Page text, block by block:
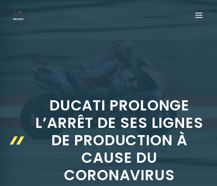
DUCATI PROLONGE
L’ARRÊT DE SES LIGNES
DE PRODUCTION À
CAUSE DU
CORONAVIRUS